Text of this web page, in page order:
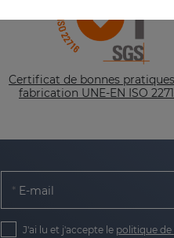
Certificat de bonnes
fabrication UNE-EN ISO
E-mail
J'ai lu et j'accepte le politique